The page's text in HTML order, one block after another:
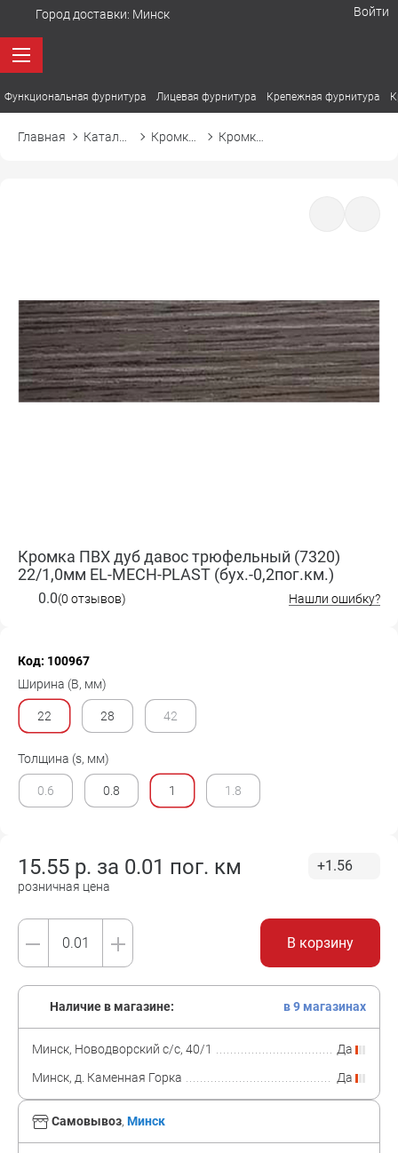
Город доставки: Минск Войти
Функциональная фурнитура Лицевая фурнитура Крепежная фурнитура
Главная
Кромка ПВХ дуб давос трюфельный (7320)
22/1,0мм EL-MECH-PLAST (бух.-0,2пог.км.)
0.0(0 отзывов) Нашли ошибку?
Код: 100967
Ширина (B, мм)
22 28 42
Толщина (s, мм)
0.6 0.8 1 1.8
15.55 р. за 0.01 пог. км
розничная цена
+1.56
В корзину
Самовывоз, Минск
Наличие в магазине: в 9 магазинах
Минск, Новодворский с/с, 40/1
Да
Минск, д. Каменная Горка
Да